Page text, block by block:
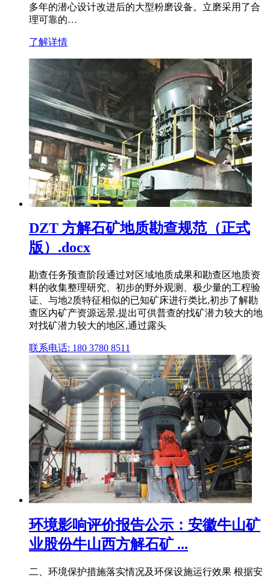
多年的潜心设计改进后的大型粉磨设备。立磨采用了合
理可靠的…
了解详情
DZT 方解石矿地质勘查规范（正式
版）.docx
勘查任务预查阶段通过对区域地质成果和勘查区地质资
料的收集整理研究、初步的野外观测、极少量的工程验
证、与地2质特征相似的已知矿床进行类比,初步了解勘
查区内矿产资源远景,提出可供普查的找矿潜力较大的地
对找矿潜力较大的地区,通过露头
联系电话: 180 3780 8511
环境影响评价报告公示：安徽牛山矿
业股份牛山西方解石矿 ...
二、环境保护措施落实情况及环保设施运行效果 根据安